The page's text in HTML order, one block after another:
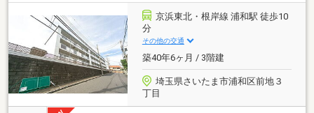
京浜東北・根岸線 浦和駅 徒歩10
分
その他の交通
築40年6ヶ月 / 3階建
埼玉県さいたま市浦和区前地３
丁目